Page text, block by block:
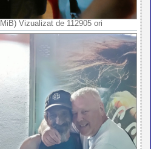
Vizualizat de 112905 ori